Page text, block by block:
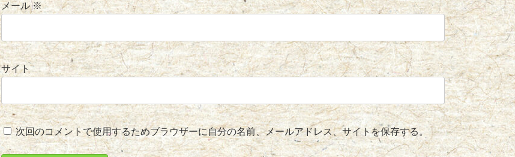
メール※
サイト
次回のコメントで使用するためブラウザーに自分の名前、メールアドレス、サイトを保存する。